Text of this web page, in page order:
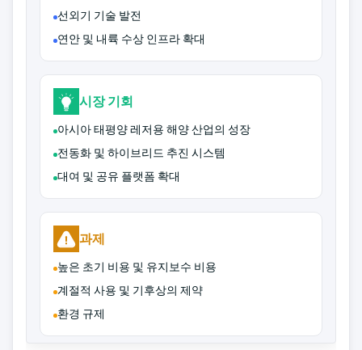
선외기 기술 발전
연안 및 내륙 수상 인프라 확대
시장 기회
아시아 태평양 레저용 해양 산업의 성장
전동화 및 하이브리드 추진 시스템
대여 및 공유 플랫폼 확대
과제
높은 초기 비용 및 유지보수 비용
계절적 사용 및 기후상의 제약
환경 규제